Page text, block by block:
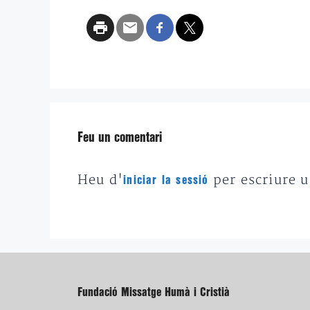
Feu un comentari
Heu d'iniciar la sessió per escriure
Fundació Missatge Humà i Cristià